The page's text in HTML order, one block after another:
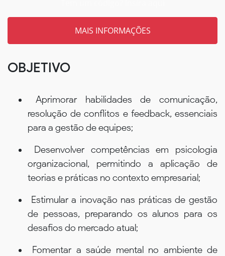
OBJETIVO
Aprimorar habilidades de comunicação,
resolução de conflitos e feedback, essenciais
para a gestão de equipes;
Desenvolver competências em psicologia
organizacional, permitindo a aplicação de
teorias e práticas no contexto empresarial;
Estimular a inovação nas práticas de gestão
de pessoas, preparando os alunos para os
desafios do mercado atual;
Fomentar a saúde mental no ambiente de